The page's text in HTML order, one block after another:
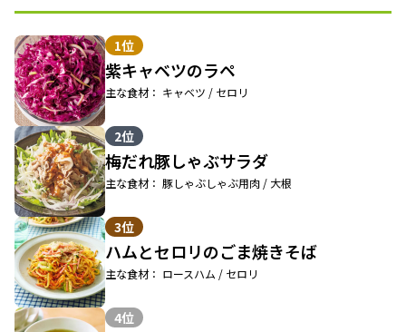
1位
紫キャベツのラペ
主な食材： キャベツ / セロリ
2位
梅だれ豚しゃぶサラダ
主な食材： 豚しゃぶしゃぶ用肉 / 大根
3位
ハムとセロリのごま焼きそば
主な食材： ロースハム / セロリ
4位